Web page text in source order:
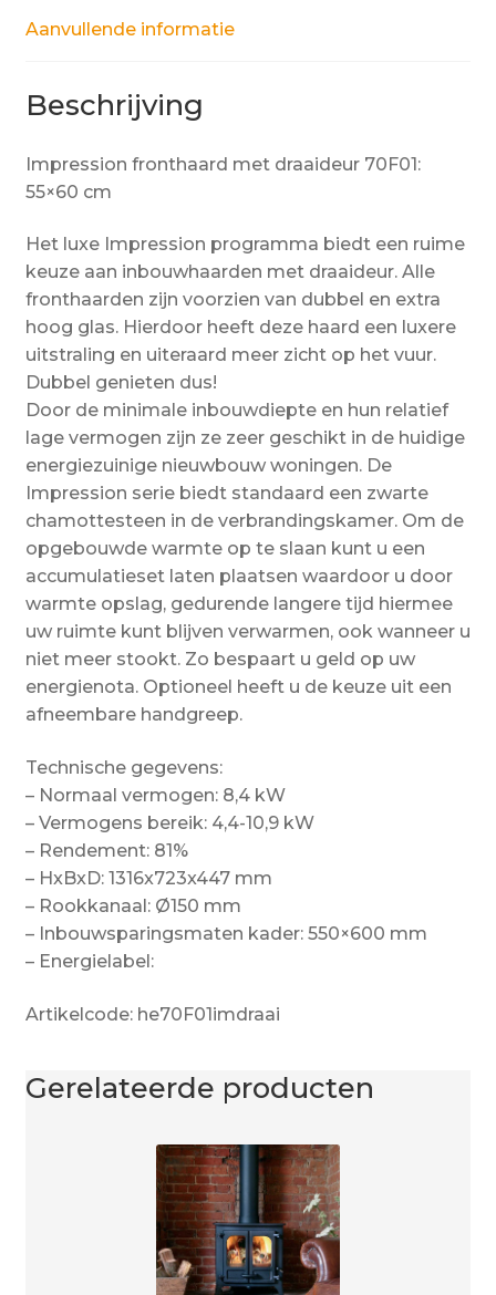
Aanvullende informatie
Beschrijving
Impression fronthaard met draaideur 70F01:
55×60 cm
Het luxe Impression programma biedt een ruime
keuze aan inbouwhaarden met draaideur. Alle
fronthaarden zijn voorzien van dubbel en extra
hoog glas. Hierdoor heeft deze haard een luxere
uitstraling en uiteraard meer zicht op het vuur.
Dubbel genieten dus!
Door de minimale inbouwdiepte en hun relatief
lage vermogen zijn ze zeer geschikt in de huidige
energiezuinige nieuwbouw woningen. De
Impression serie biedt standaard een zwarte
chamottesteen in de verbrandingskamer. Om de
opgebouwde warmte op te slaan kunt u een
accumulatieset laten plaatsen waardoor u door
warmte opslag, gedurende langere tijd hiermee
uw ruimte kunt blijven verwarmen, ook wanneer u
niet meer stookt. Zo bespaart u geld op uw
energienota. Optioneel heeft u de keuze uit een
afneembare handgreep.
Technische gegevens:
– Normaal vermogen: 8,4 kW
– Vermogens bereik: 4,4-10,9 kW
– Rendement: 81%
– HxBxD: 1316x723x447 mm
– Rookkanaal: Ø150 mm
– Inbouwsparingsmaten kader: 550×600 mm
– Energielabel:
Artikelcode: he70F01imdraai
Gerelateerde producten